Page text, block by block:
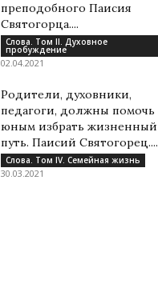
преподобного Паисия
Святогорца....
Слова. Том II. Духовное
пробуждение
02.04.2021
Родители, духовники,
педагоги, должны помочь
юным избрать жизненный
путь. Паисий Святогорец....
Слова. Том IV. Семейная жизнь
30.03.2021